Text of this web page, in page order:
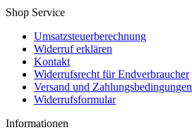
Shop Service
Umsatzsteuerberechnung
Widerruf erklären
Kontakt
Widerrufsrecht für Endverbraucher
Versand und Zahlungsbedingungen
Widerrufsformular
Informationen